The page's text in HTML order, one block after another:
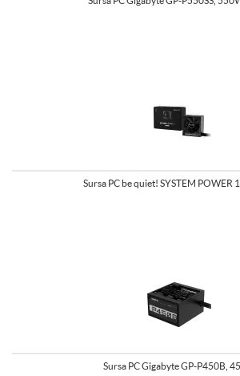
Sursa PC be quiet! SYSTEM POWER
Sursa PC Gigabyte GP-P450B,